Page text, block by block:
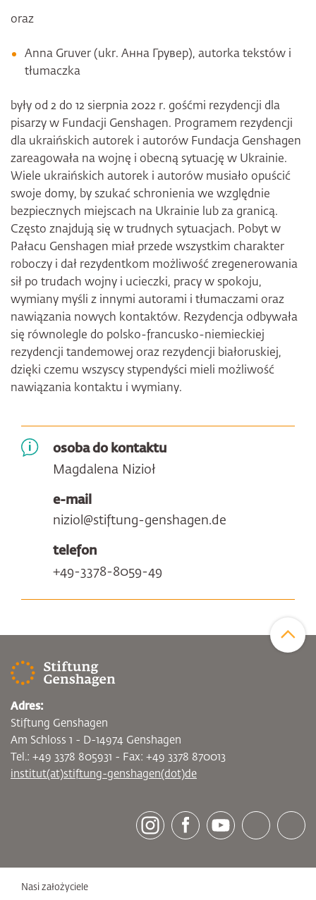
oraz
Anna Gruver (ukr. Анна Грувер), autorka tekstów i
tłumaczka
były od 2 do 12 sierpnia 2022 r. gośćmi rezydencji dla
pisarzy w Fundacji Genshagen. Programem rezydencji
dla ukraińskich autorek i autorów Fundacja Genshagen
zareagowała na wojnę i obecną sytuację w Ukrainie.
Wiele ukraińskich autorek i autorów musiało opuścić
swoje domy, by szukać schronienia we względnie
bezpiecznych miejscach na Ukrainie lub za granicą.
Często znajdują się w trudnych sytuacjach. Pobyt w
Pałacu Genshagen miał przede wszystkim charakter
roboczy i dał rezydentkom możliwość zregenerowania
sił po trudach wojny i ucieczki, pracy w spokoju,
wymiany myśli z innymi autorami i tłumaczami oraz
nawiązania nowych kontaktów. Rezydencja odbywała
się równolegle do polsko-francusko-niemieckiej
rezydencji tandemowej oraz rezydencji białoruskiej,
dzięki czemu wszyscy stypendyści mieli możliwość
nawiązania kontaktu i wymiany.
osoba do kontaktu
Magdalena Nizioł
e-mail
niziol@stiftung-genshagen.de
telefon
+49-3378-8059-49
[socialLinksTitle]
Adres:
Stiftung Genshagen
Am Schloss 1 - D-14974 Genshagen
Tel.: +49 3378 805931 - Fax: +49 3378 870013
institut(at)stiftung-genshagen(dot)de
Nasi założyciele